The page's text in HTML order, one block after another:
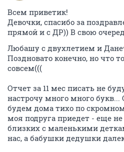
Всем приветик!
Девочки, спасибо за
прямой и с ДР)) В свою
Любашу с двухлетием и
Поздновато конечно, но что
совсем(((
Отчет за 11 мес писать не
настрочу много много
будем дома тихо по
моя подруга приедет - еще
близких с маленькими
нас, а бабушки дедушки